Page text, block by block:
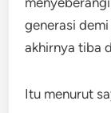
generasi
akhirnya tiba
Itu menurut